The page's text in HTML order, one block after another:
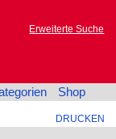
Erweiterte Suche
Shop
DRUCKEN